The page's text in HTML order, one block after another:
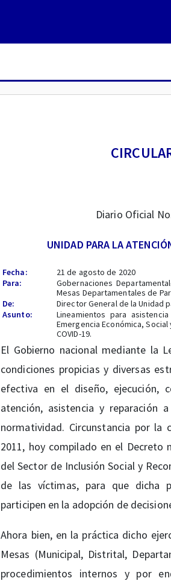
Diario Oficial
UNIDAD PARA LA
Fecha:
21 de agosto de 2020
Para:
Gobernaciones
Mesas Departamentales de
De:
Director General de la Unidad
Asunto:
Lineamientos para
Emergencia Económica,
COVID-19.
El Gobierno nacional mediante la
condiciones propicias y diversas
efectiva en el diseño, ejecución,
atención, asistencia y
normatividad. Circunstancia por
2011, hoy compilado en el Decreto
del Sector de Inclusión Social y
de las víctimas, para que dicha
participen en la adopción de
Ahora bien, en la práctica dicho
Mesas (Municipal, Distrital,
procedimientos internos y por